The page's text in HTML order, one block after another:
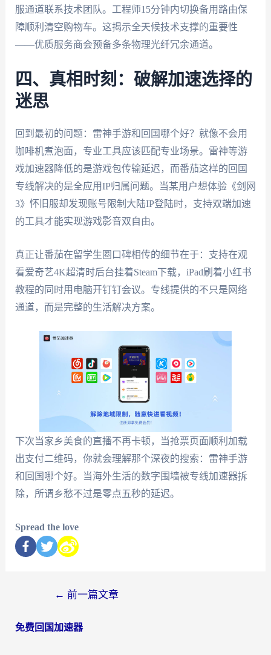
服通道联系技术团队。工程师15分钟内切换备用路由保
障顺利清空购物车。这揭示全天候技术支撑的重要性
——优质服务商会预备多条物理光纤冗余通道。
四、真相时刻：破解加速选择的
迷思
回到最初的问题：雷神手游和回国哪个好？就像不会用
咖啡机煮泡面，专业工具应该匹配专业场景。雷神等游
戏加速器降低的是游戏包传输延迟，而番茄这样的回国
专线解决的是全应用IP归属问题。当某用户想体验《剑网
3》怀旧服却发现账号限制大陆IP登陆时，支持双端加速
的工具才能实现游戏影音双自由。
真正让番茄在留学生圈口碑相传的细节在于：支持在观
看爱奇艺4K超清时后台挂着Steam下载，iPad刷着小红书
教程的同时用电脑开钉钉会议。专线提供的不只是网络
通道，而是完整的生活解决方案。
下次当家乡美食的直播不再卡顿，当抢票页面顺利加载
出支付二维码，你就会理解那个深夜的搜索：雷神手游
和回国哪个好。当海外生活的数字围墙被专线加速器拆
除，所谓乡愁不过是零点五秒的延迟。
Spread the love
← 前一篇文章
免费回国加速器